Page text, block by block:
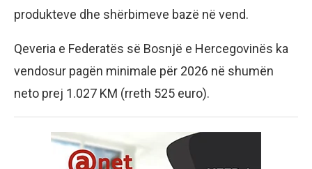
produkteve dhe shërbimeve bazë në vend.
Qeveria e Federatës së Bosnjë e Hercegovinës ka
vendosur pagën minimale për 2026 në shumën
neto prej 1.027 KM (rreth 525 euro).